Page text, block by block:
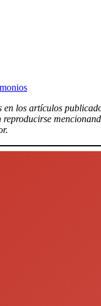
en los artículos
reproducirse